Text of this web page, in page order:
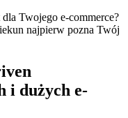
Twojego e-commerce?
najpierw pozna Twój
i dużych e-